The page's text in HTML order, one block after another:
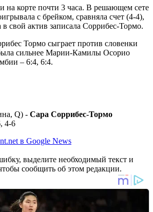
на корте почти 3 часа. В решающем сете
с брейком, сравняла счет (4-4),
в свой актив записала Соррибес-Тормо.
Тормо сыграет против словенки
сильнее Марии-Камилы Осорио
– 6:4, 6:4.
Q) - Сара Соррибес-Тормо
4-6
в Google News
выделите необходимый текст и
сообщить об этом редакции.